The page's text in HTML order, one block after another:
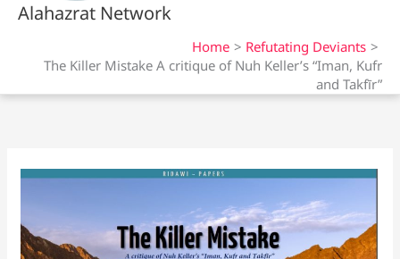
Alahazrat Network
Home
Refutating Deviants
The Killer Mistake A critique of Nuh Keller’s “Iman, Kufr
and Takfīr”